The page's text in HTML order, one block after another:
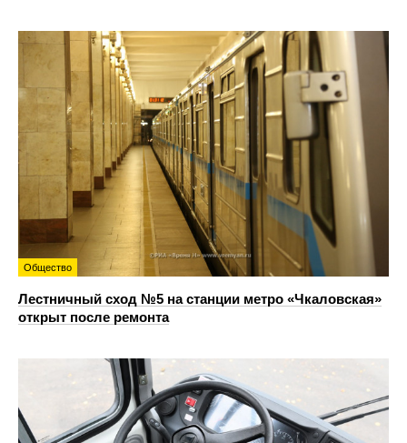
Общество
Лестничный сход №5 на станции метро «Чкаловская»
открыт после ремонта